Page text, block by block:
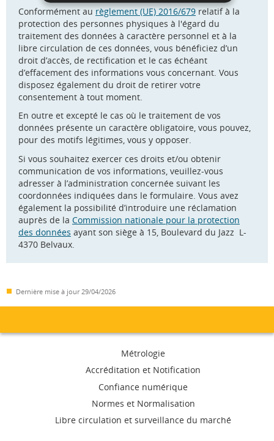
Conformément au règlement (UE) 2016/679 relatif à la
protection des personnes physiques à l'égard du
traitement des données à caractère personnel et à la
libre circulation de ces données, vous bénéficiez d’un
droit d’accès, de rectification et le cas échéant
d’effacement des informations vous concernant. Vous
disposez également du droit de retirer votre
consentement à tout moment.
En outre et excepté le cas où le traitement de vos
données présente un caractère obligatoire, vous pouvez,
pour des motifs légitimes, vous y opposer.
Si vous souhaitez exercer ces droits et/ou obtenir
communication de vos informations, veuillez-vous
adresser à l’administration concernée suivant les
coordonnées indiquées dans le formulaire. Vous avez
également la possibilité d’introduire une réclamation
auprès de la Commission nationale pour la protection
des données ayant son siège à 15, Boulevard du Jazz L-
4370 Belvaux.
Dernière mise à jour 29/04/2026
navigation
Métrologie
Accréditation et Notification
Confiance numérique
Normes et Normalisation
Libre circulation et surveillance du marché